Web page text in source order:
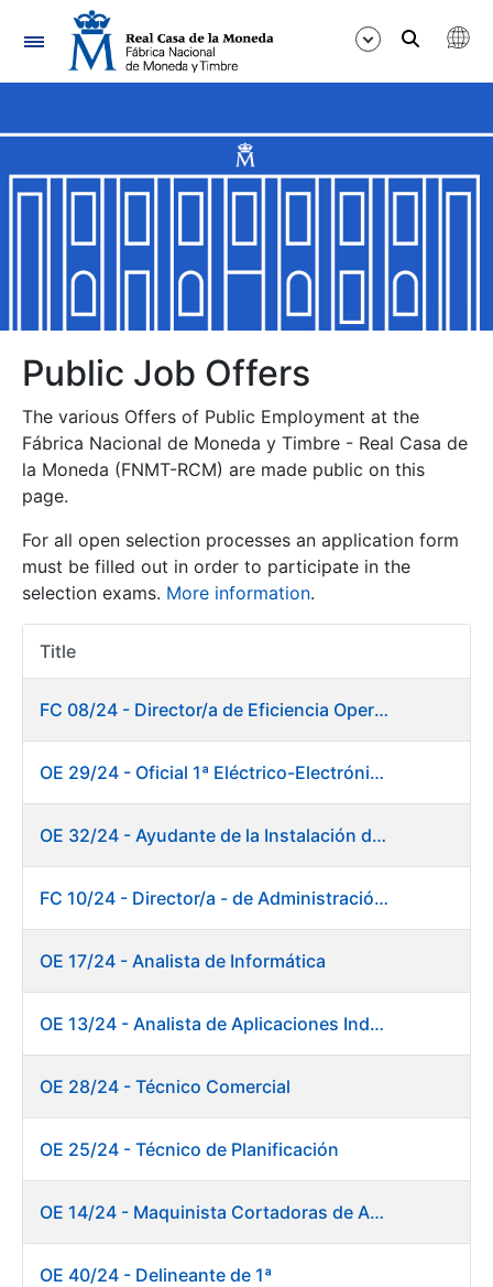
Navigation
Show/Hide
Show/Hide
Show/Hide
Show/Hide
Show/Hide
Show/Hide
Show/Hide
Public Job Offers
The various Offers of Public Employment at the
Fábrica Nacional de Moneda y Timbre - Real Casa de
la Moneda (FNMT-RCM) are made public on this
page.
For all open selection processes an application form
must be filled out in order to participate in the
selection exams. More information.
Title
Item
FC 08/24 - Director/a de Eficiencia Operativa
OE 29/24 - Oficial 1ª Eléctrico-Electrónico Mantenimiento Destacado
OE 32/24 - Ayudante de la Instalación de Preparación de Pastas. Fábrica de Papel
FC 10/24 - Director/a - de Administración Financiera
OE 17/24 - Analista de Informática
OE 13/24 - Analista de Aplicaciones Industriales
OE 28/24 - Técnico Comercial
OE 25/24 - Técnico de Planificación
OE 14/24 - Maquinista Cortadoras de Acabado Máquina de Papel
OE 40/24 - Delineante de 1ª